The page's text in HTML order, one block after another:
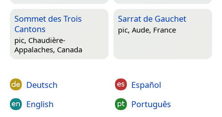
Sommet des Trois
Cantons
pic, Chaudière-
Appalaches, Canada
Sarrat de Gauchet
pic, Aude, France
Deutsch
English
Español
Português